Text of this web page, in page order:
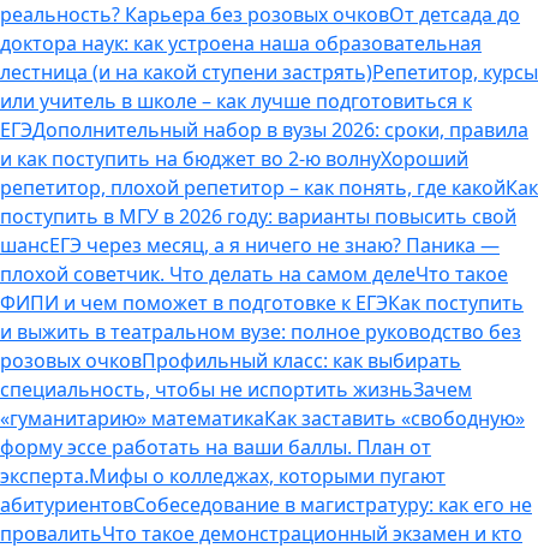
реальность? Карьера без розовых очковОт детсада до
доктора наук: как устроена наша образовательная
лестница (и на какой ступени застрять)Репетитор, курсы
или учитель в школе – как лучше подготовиться к
ЕГЭДополнительный набор в вузы 2026: сроки, правила
и как поступить на бюджет во 2‑ю волнуХороший
репетитор, плохой репетитор – как понять, где какойКак
поступить в МГУ в 2026 году: варианты повысить свой
шансЕГЭ через месяц, а я ничего не знаю? Паника —
плохой советчик. Что делать на самом делеЧто такое
ФИПИ и чем поможет в подготовке к ЕГЭКак поступить
и выжить в театральном вузе: полное руководство без
розовых очковПрофильный класс: как выбирать
специальность, чтобы не испортить жизньЗачем
«гуманитарию» математикаКак заставить «свободную»
форму эссе работать на ваши баллы. План от
эксперта.Мифы о колледжах, которыми пугают
абитуриентовСобеседование в магистратуру: как его не
провалитьЧто такое демонстрационный экзамен и кто